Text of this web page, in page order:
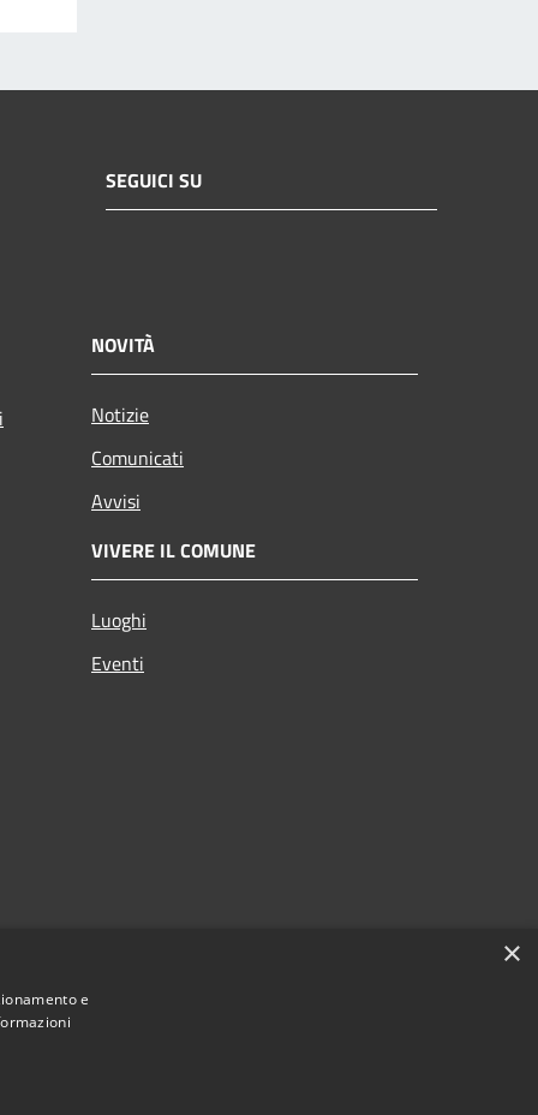
SEGUICI SU
NOVITÀ
Notizie
Comunicati
Avvisi
VIVERE IL COMUNE
Luoghi
Eventi
×
e